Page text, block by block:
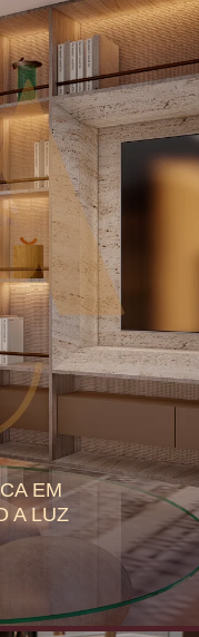
EM
A LUZ